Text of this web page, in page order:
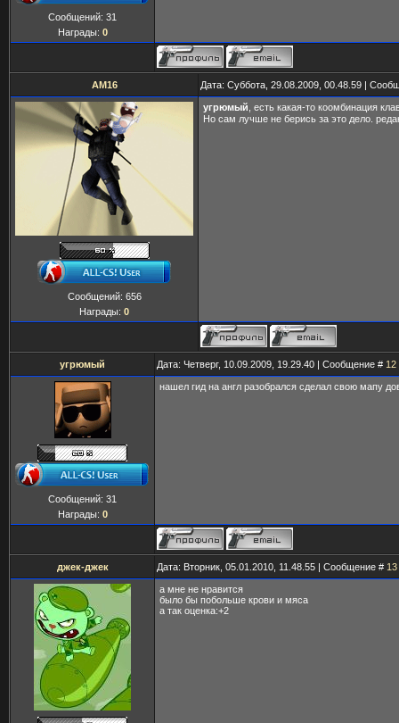
Сообщений: 31
Награды: 0
AM16 Дата: Суббота, 29.08.2009, 00.48.59 |
Сообщений: 656
Награды: 0
угрюмый , есть какая-то коомбинация
Но сам лучше не берись за это дело.
угрюмый Дата: Четверг, 10.09.2009, 19.29.40 | Сообщение # 12
Сообщений: 31
Награды: 0
нашел гид на англ разобрался сделал свою мапу
джек-джек Дата: Вторник, 05.01.2010, 11.48.55 | Сообщение # 13
а мне не нравится
было бы побольше крови и мяса
а так оценка:+2